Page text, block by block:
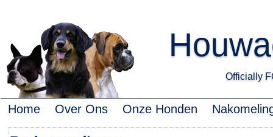
Officially
Home Over Ons Onze Honden